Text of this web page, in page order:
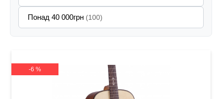
Понад 40 000грн (100)
-6 %